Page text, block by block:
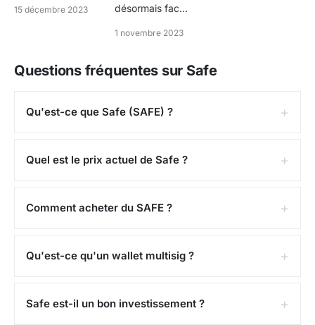
15 décembre 2023
désormais fac...
1 novembre 2023
Questions fréquentes sur Safe
Qu'est-ce que Safe (SAFE) ?
Quel est le prix actuel de Safe ?
Comment acheter du SAFE ?
Qu'est-ce qu'un wallet multisig ?
Safe est-il un bon investissement ?